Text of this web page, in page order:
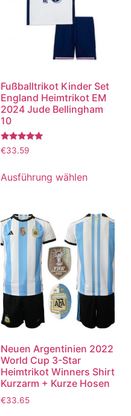
Fußballtrikot Kinder Set
England Heimtrikot EM
2024 Jude Bellingham
10
Bewertet
mit
von 5
€33.59
Ausführung wählen
Neuen Argentinien 2022
World Cup 3-Star
Heimtrikot Winners Shirt
Kurzarm + Kurze Hosen
€33.65